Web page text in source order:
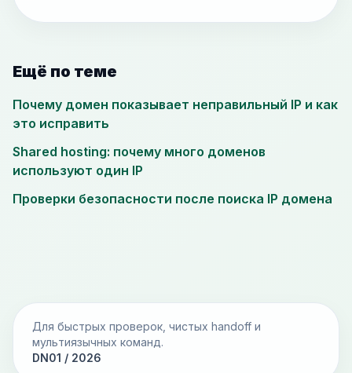
Ещё по теме
Почему домен показывает неправильный IP и как
это исправить
Shared hosting: почему много доменов
используют один IP
Проверки безопасности после поиска IP домена
Для быстрых проверок, чистых handoff и
мультиязычных команд.
DN01 / 2026